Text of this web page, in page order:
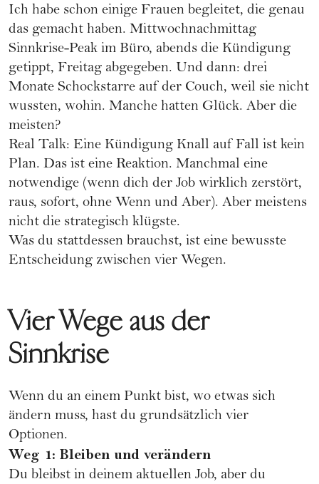
Ich habe schon einige Frauen begleitet, die genau
das gemacht haben. Mittwochnachmittag
Sinnkrise-Peak im Büro, abends die Kündigung
getippt, Freitag abgegeben. Und dann: drei
Monate Schockstarre auf der Couch, weil sie nicht
wussten, wohin. Manche hatten Glück. Aber die
meisten?
Real Talk: Eine Kündigung Knall auf Fall ist kein
Plan. Das ist eine Reaktion. Manchmal eine
notwendige (wenn dich der Job wirklich zerstört,
raus, sofort, ohne Wenn und Aber). Aber meistens
nicht die strategisch klügste.
Was du stattdessen brauchst, ist eine bewusste
Entscheidung zwischen vier Wegen.
Vier Wege aus der
Sinnkrise
Wenn du an einem Punkt bist, wo etwas sich
ändern muss, hast du grundsätzlich vier
Optionen.
Weg 1: Bleiben und verändern
Du bleibst in deinem aktuellen Job, aber du